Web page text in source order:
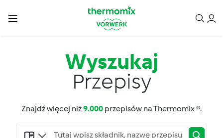
Wyszukaj
Przepisy
Znajdź więcej niż9.000 przepisów na Thermomix ®.